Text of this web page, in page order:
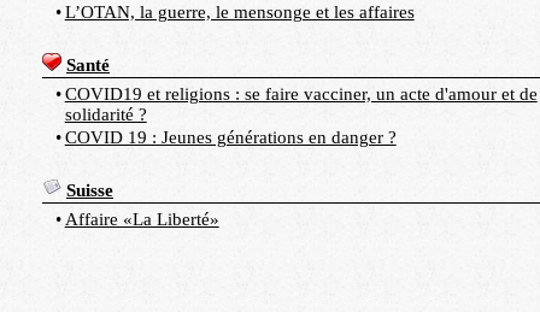
• L’OTAN, la guerre, le mensonge et les affaires
Santé
• COVID19 et religions : se faire vacciner, un acte d'amour et de
solidarité ?
• COVID 19 : Jeunes générations en danger ?
Suisse
• Affaire «La Liberté»